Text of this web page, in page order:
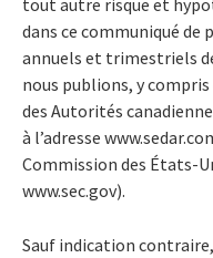
tout autre risque et
dans ce communiqué de
annuels et trimestriels
nous publions, y compris
des Autorités
à l’adresse
Commission des États-
www.sec.gov).
Sauf indication